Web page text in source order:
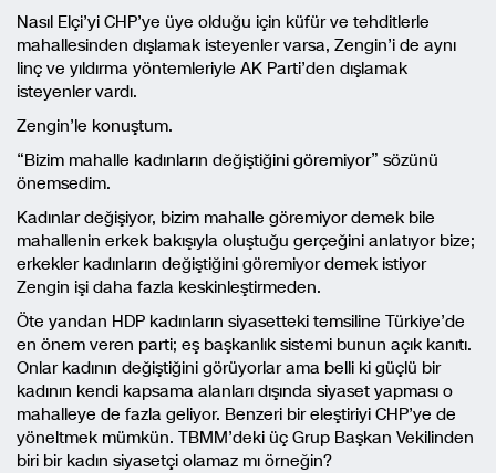
Nasıl Elçi’yi CHP’ye üye olduğu için küfür ve tehditlerle
mahallesinden dışlamak isteyenler varsa, Zengin’i de aynı
linç ve yıldırma yöntemleriyle AK Parti’den dışlamak
isteyenler vardı.
Zengin’le konuştum.
“Bizim mahalle kadınların değiştiğini göremiyor” sözünü
önemsedim.
Kadınlar değişiyor, bizim mahalle göremiyor demek bile
mahallenin erkek bakışıyla oluştuğu gerçeğini anlatıyor bize;
erkekler kadınların değiştiğini göremiyor demek istiyor
Zengin işi daha fazla keskinleştirmeden.
Öte yandan HDP kadınların siyasetteki temsiline Türkiye’de
en önem veren parti; eş başkanlık sistemi bunun açık kanıtı.
Onlar kadının değiştiğini görüyorlar ama belli ki güçlü bir
kadının kendi kapsama alanları dışında siyaset yapması o
mahalleye de fazla geliyor. Benzeri bir eleştiriyi CHP’ye de
yöneltmek mümkün. TBMM’deki üç Grup Başkan Vekilinden
biri bir kadın siyasetçi olamaz mı örneğin?